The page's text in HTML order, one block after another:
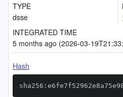
TYPE
dsse
INTEGRATED TIME
5 months ago (2026-03-
Hash